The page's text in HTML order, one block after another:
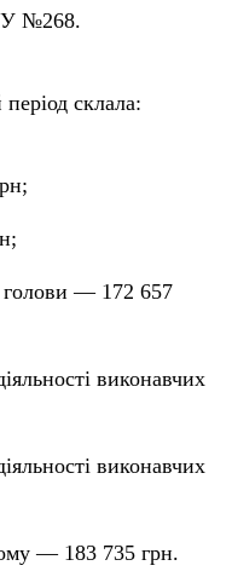
№268.
склала:
голови — 172 657
виконавчих
виконавчих
— 183 735 грн.